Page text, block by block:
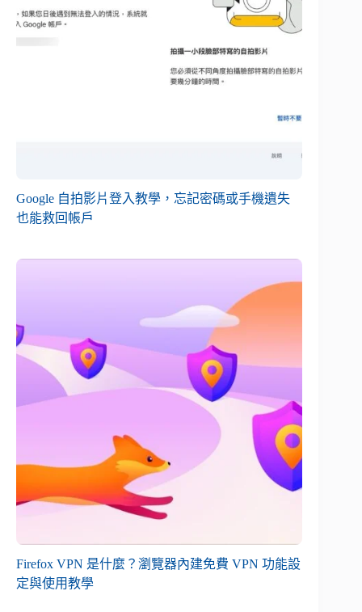
Google 自拍影片登入教學，忘記密碼或手機遺失
也能救回帳戶
Firefox VPN 是什麼？瀏覽器內建免費 VPN 功能設
定與使用教學